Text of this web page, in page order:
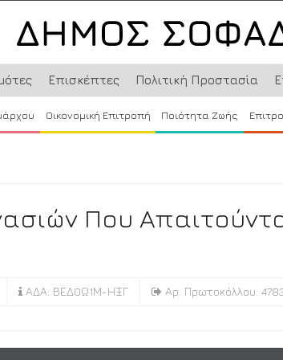
Επισκέπτες Πολιτική Προστασία
Οικονομική Επιτροπή Ποιότητα Ζωής
Που
ΑΔΑ: ΒΕΔ0Ω1Μ-ΗΞΓ Αρ. Πρωτοκόλλου: